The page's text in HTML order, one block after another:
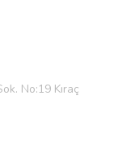
No:19 Kıraç